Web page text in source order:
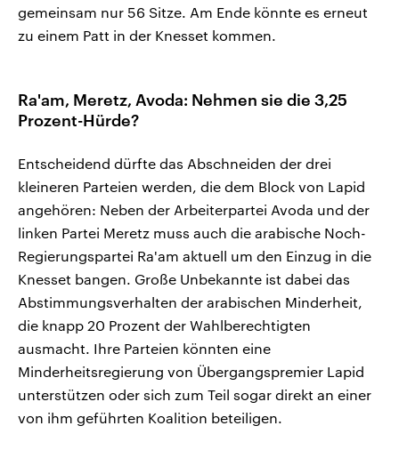
gemeinsam nur 56 Sitze. Am Ende könnte es erneut
zu einem Patt in der Knesset kommen.
Ra'am, Meretz, Avoda: Nehmen sie die 3,25
Prozent-Hürde?
Entscheidend dürfte das Abschneiden der drei
kleineren Parteien werden, die dem Block von Lapid
angehören: Neben der Arbeiterpartei Avoda und der
linken Partei Meretz muss auch die arabische Noch-
Regierungspartei Ra'am aktuell um den Einzug in die
Knesset bangen. Große Unbekannte ist dabei das
Abstimmungsverhalten der arabischen Minderheit,
die knapp 20 Prozent der Wahlberechtigten
ausmacht. Ihre Parteien könnten eine
Minderheitsregierung von Übergangspremier Lapid
unterstützen oder sich zum Teil sogar direkt an einer
von ihm geführten Koalition beteiligen.